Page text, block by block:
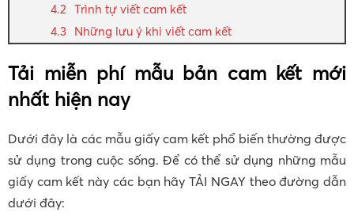
Trình tự viết cam kết
Những lưu ý khi viết cam kết
Tải miễn phí mẫu bản cam kết mới
nhất hiện nay
Dưới đây là các mẫu giấy cam kết phổ biến thường được
sử dụng trong cuộc sống. Để có thể sử dụng những mẫu
giấy cam kết này các bạn hãy TẢI NGAY theo đường dẫn
dưới đây: